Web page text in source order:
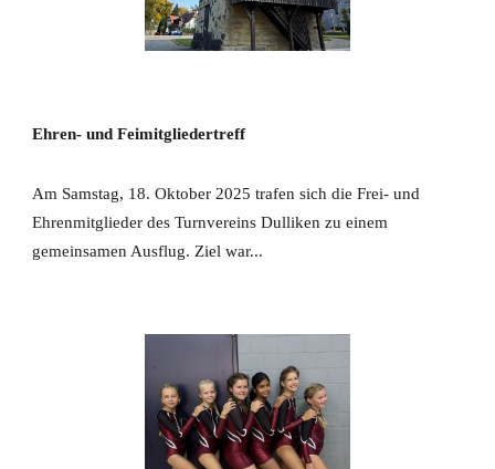
Ehren- und Feimitgliedertreff
Am Samstag, 18. Oktober 2025 trafen sich die Frei- und
Ehrenmitglieder des Turnvereins Dulliken zu einem
gemeinsamen Ausflug. Ziel war...